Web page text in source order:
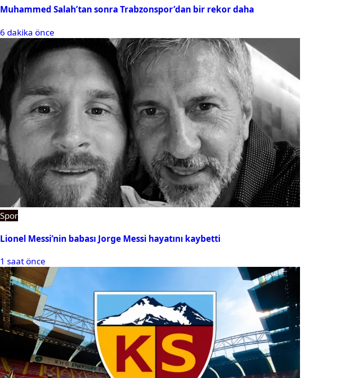
Muhammed Salah’tan sonra Trabzonspor’dan bir rekor daha
6 dakika önce
Spor
Lionel Messi’nin babası Jorge Messi hayatını kaybetti
1 saat önce